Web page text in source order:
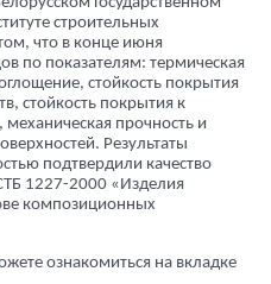
строительных
что в конце июня
по показателям: термическая
стойкость покрытия
стойкость покрытия к
прочность и
Результаты
подтвердили качество
1227-2000 «Изделия
композиционных
ознакомиться на вкладке